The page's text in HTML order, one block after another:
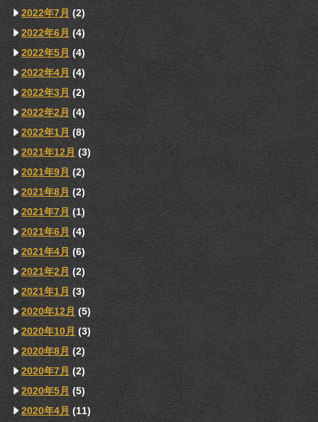
2022年7月 (2)
2022年6月 (4)
2022年5月 (4)
2022年4月 (4)
2022年3月 (2)
2022年2月 (4)
2022年1月 (8)
2021年12月 (3)
2021年9月 (2)
2021年8月 (2)
2021年7月 (1)
2021年6月 (4)
2021年4月 (6)
2021年2月 (2)
2021年1月 (3)
2020年12月 (5)
2020年10月 (3)
2020年8月 (2)
2020年7月 (2)
2020年5月 (5)
2020年4月 (11)